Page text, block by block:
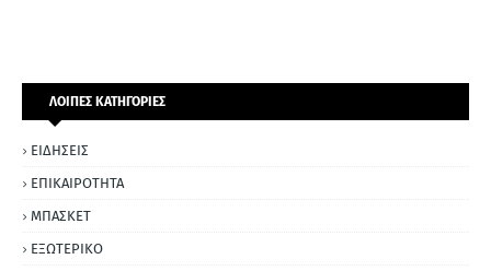
ΛΟΙΠΕΣ ΚΑΤΗΓΟΡΙΕΣ
ΕΙΔΗΣΕΙΣ
ΕΠΙΚΑΙΡΟΤΗΤΑ
ΜΠΑΣΚΕΤ
ΕΞΩΤΕΡΙΚΟ